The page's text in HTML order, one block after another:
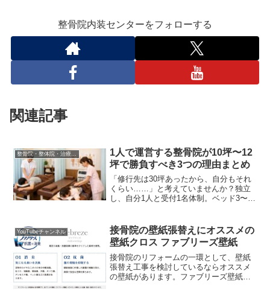
整骨院内装センターをフォローする
関連記事
整骨院・整体院・治療院内装工事について
1人で運営する整骨院が10坪〜12
坪で勝負すべき3つの理由まとめ
「修行先は30坪あったから、自分もそれ
くらい……」と考えていませんか？独立
し、自分1人と受付1名体制。ベッド3〜4
ないでしょうか。本日のブログはなぜ、
広すぎると経営を圧迫するのか？その理
由を解説します。事実物件が5坪広くなれ
ば、単純に家賃は５坪分跳ね上がりま
す。坪単価が１万円とすると５万円多く
月額固定費がかかる計算。・家賃の差を
YouTubeチャンネル
接骨院の壁紙張替えにオススメの
壁紙クロス ファブリーズ壁紙
接骨院のリフォームの一環として、壁紙
張替え工事を検討しているならオススメ
の壁紙があります。ファブリーズ壁紙の